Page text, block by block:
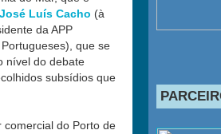
José Luís Cacho (à
da APP
que se
nível do debate
subsídios que
comercial do Porto de